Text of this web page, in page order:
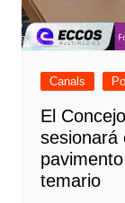
Canals
El
sesionará
temario